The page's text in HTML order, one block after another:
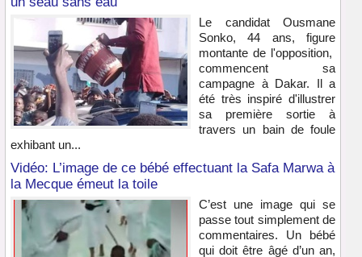
Le candidat Ousmane
Sonko, 44 ans, figure
montante de l'opposition,
commencent sa
campagne à Dakar. Il a
été très inspiré d'illustrer
sa première sortie à
travers un bain de foule
exhibant un...
Vidéo: L’image de ce bébé effectuant la Safa Marwa à
la Mecque émeut la toile
C’est une image qui se
passe tout simplement de
commentaires. Un bébé
qui doit être âgé d’un an,